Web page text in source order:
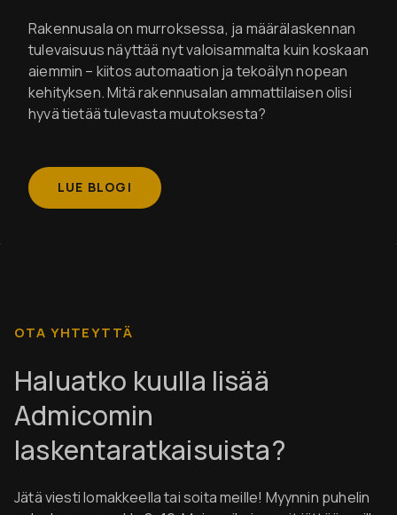
Rakennusala on murroksessa, ja määrälaskennan
tulevaisuus näyttää nyt valoisammalta kuin koskaan
aiemmin – kiitos automaation ja tekoälyn nopean
kehityksen. Mitä rakennusalan ammattilaisen olisi
hyvä tietää tulevasta muutoksesta?
LUE BLOGI
OTA YHTEYTTÄ
Haluatko kuulla lisää
Admicomin
laskentaratkaisuista?
Jätä viesti lomakkeella tai soita meille! Myynnin puhelin